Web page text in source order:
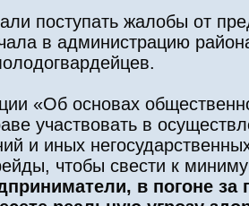
поступать жалобы от
в администрацию
«Об основах
участвовать в
и иных
чтобы свести к
в погоне